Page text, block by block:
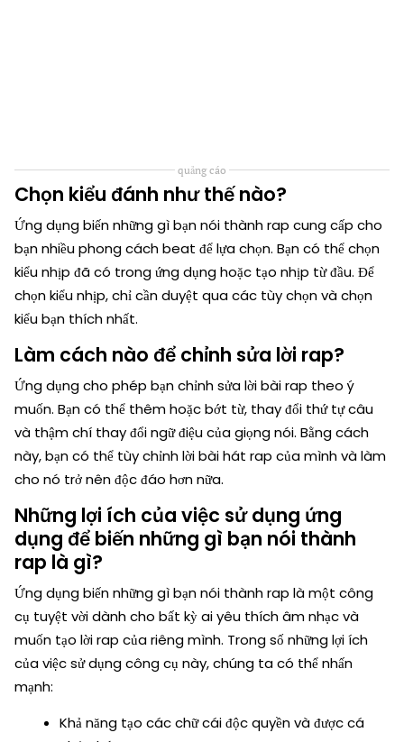
quảng cáo
Chọn kiểu đánh như thế nào?
Ứng dụng biến những gì bạn nói thành rap cung cấp cho
bạn nhiều phong cách beat để lựa chọn. Bạn có thể chọn
kiểu nhịp đã có trong ứng dụng hoặc tạo nhịp từ đầu. Để
chọn kiểu nhịp, chỉ cần duyệt qua các tùy chọn và chọn
kiểu bạn thích nhất.
Làm cách nào để chỉnh sửa lời rap?
Ứng dụng cho phép bạn chỉnh sửa lời bài rap theo ý
muốn. Bạn có thể thêm hoặc bớt từ, thay đổi thứ tự câu
và thậm chí thay đổi ngữ điệu của giọng nói. Bằng cách
này, bạn có thể tùy chỉnh lời bài hát rap của mình và làm
cho nó trở nên độc đáo hơn nữa.
Những lợi ích của việc sử dụng ứng
dụng để biến những gì bạn nói thành
rap là gì?
Ứng dụng biến những gì bạn nói thành rap là một công
cụ tuyệt vời dành cho bất kỳ ai yêu thích âm nhạc và
muốn tạo lời rap của riêng mình. Trong số những lợi ích
của việc sử dụng công cụ này, chúng ta có thể nhấn
mạnh:
Khả năng tạo các chữ cái độc quyền và được cá